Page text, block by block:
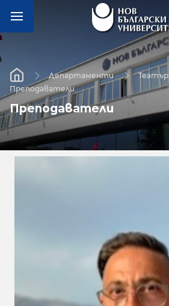
Департаменти
Театър
Преподаватели
Преподаватели